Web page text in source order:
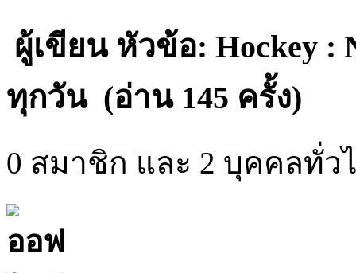
ผู้เขียนหัวข้อ: Hockey :
ทุกวัน (อ่าน 145 ครั้ง)
0 สมาชิก และ 2 บุคคลทั่ว